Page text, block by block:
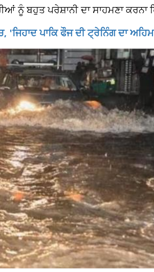
ਨੂੰ ਬਹੁਤ ਪਰੇਸ਼ਾਨੀ ਦਾ ਸਾਹਮਣਾ ਕਰਨਾ
ਪਾਕਿ ਫੌਜ ਦੀ ਟ੍ਰੇਨਿੰਗ ਦਾ